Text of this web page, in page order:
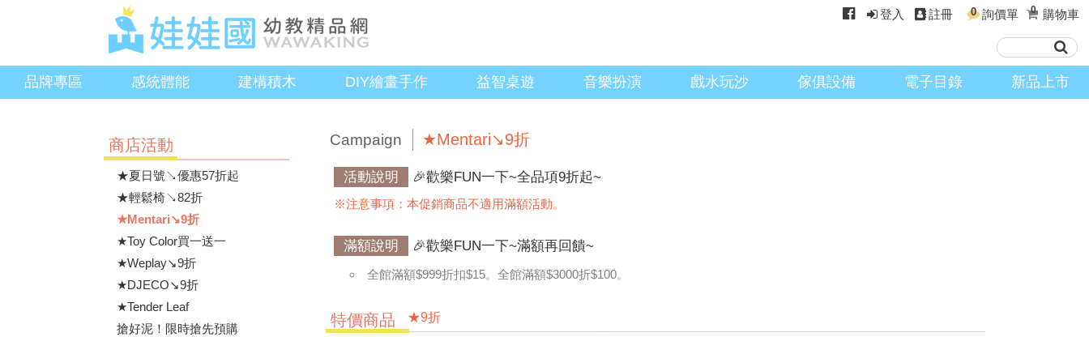
登入 註冊 0 詢價單 0 購物車
品牌專區 感統體能 建構積木 DIY繪畫手作 益智桌遊 音樂扮演 戲水玩沙 傢俱設備 電子目錄 新品上市
商店活動
★夏日號↘優惠57折起
★輕鬆椅↘82折
★Mentari↘9折
★Toy Color買一送一
★Weplay↘9折
★DJECO↘9折
★Tender Leaf
搶好泥！限時搶先預購
Campaign ★Mentari↘9折
活動說明 🎉歡樂FUN一下~全品項9折起~
※注意事項：本促銷商品不適用滿額活動。
滿額說明 🎉歡樂FUN一下~滿額再回饋~
全館滿額$999折扣$15。全館滿額$3000折$100。
特價商品 ★9折